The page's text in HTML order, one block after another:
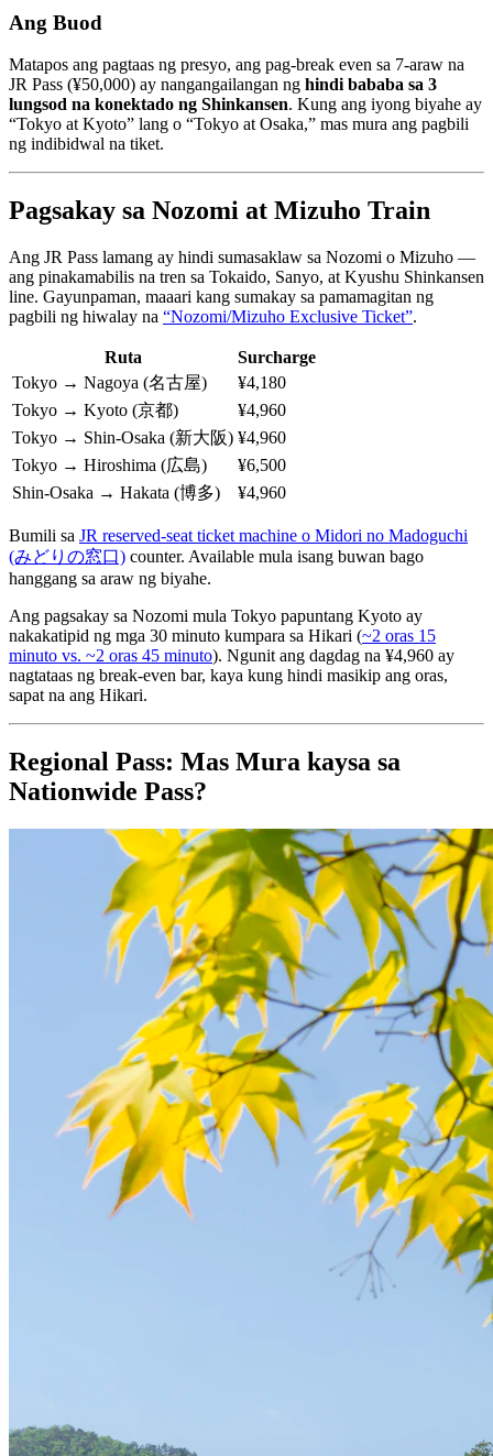
Ang Buod
Matapos ang pagtaas ng presyo, ang pag-break even sa 7-araw na
JR Pass (¥50,000) ay nangangailangan ng hindi bababa sa 3
lungsod na konektado ng Shinkansen. Kung ang iyong biyahe ay
“Tokyo at Kyoto” lang o “Tokyo at Osaka,” mas mura ang pagbili
ng indibidwal na tiket.
Pagsakay sa Nozomi at Mizuho Train
Ang JR Pass lamang ay hindi sumasaklaw sa Nozomi o Mizuho —
ang pinakamabilis na tren sa Tokaido, Sanyo, at Kyushu Shinkansen
line. Gayunpaman, maaari kang sumakay sa pamamagitan ng
pagbili ng hiwalay na “Nozomi/Mizuho Exclusive Ticket”.
Ruta
Surcharge
Tokyo → Nagoya (名古屋)
¥4,180
Tokyo → Kyoto (京都)
¥4,960
Tokyo → Shin-Osaka (新大阪) ¥4,960
Tokyo → Hiroshima (広島)
¥6,500
Shin-Osaka → Hakata (博多)
¥4,960
Bumili sa JR reserved-seat ticket machine o Midori no Madoguchi
(みどりの窓口) counter. Available mula isang buwan bago
hanggang sa araw ng biyahe.
Ang pagsakay sa Nozomi mula Tokyo papuntang Kyoto ay
nakakatipid ng mga 30 minuto kumpara sa Hikari (~2 oras 15
minuto vs. ~2 oras 45 minuto). Ngunit ang dagdag na ¥4,960 ay
nagtataas ng break-even bar, kaya kung hindi masikip ang oras,
sapat na ang Hikari.
Regional Pass: Mas Mura kaysa sa
Nationwide Pass?